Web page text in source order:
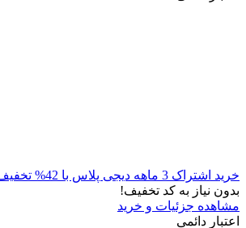
خرید اشتراک 3 ماهه دیجی پلاس با 42% تخفیف
بدون نیاز به کد تخفیف!
مشاهده جزئیات و خرید
اعتبار دائمی